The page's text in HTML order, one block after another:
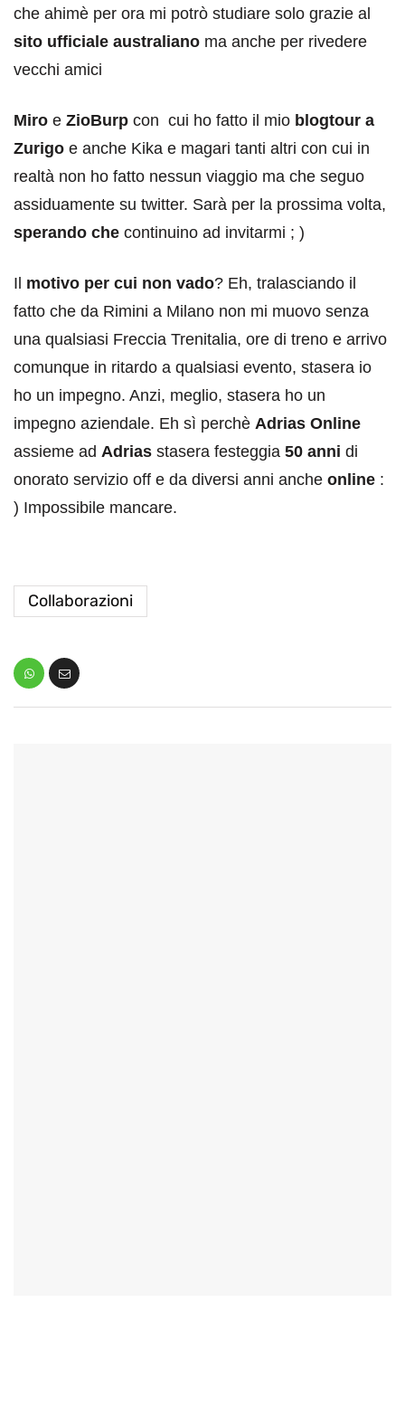
che ahimè per ora mi potrò studiare solo grazie al
sito ufficiale australiano ma anche per rivedere
vecchi amici
Miro e ZioBurp con cui ho fatto il mio blogtour a
Zurigo e anche Kika e magari tanti altri con cui in
realtà non ho fatto nessun viaggio ma che seguo
assiduamente su twitter. Sarà per la prossima volta,
sperando che continuino ad invitarmi ; )
Il motivo per cui non vado? Eh, tralasciando il
fatto che da Rimini a Milano non mi muovo senza
una qualsiasi Freccia Trenitalia, ore di treno e arrivo
comunque in ritardo a qualsiasi evento, stasera io
ho un impegno. Anzi, meglio, stasera ho un
impegno aziendale. Eh sì perchè Adrias Online
assieme ad Adrias stasera festeggia 50 anni di
onorato servizio off e da diversi anni anche online :
) Impossibile mancare.
Collaborazioni